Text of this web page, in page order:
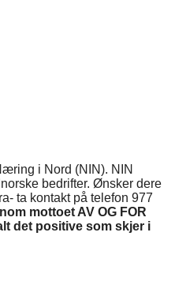
i Nord (NIN). NIN
bedrifter. Ønsker dere
ta kontakt på telefon 977
mottoet AV OG FOR
det positive som skjer i